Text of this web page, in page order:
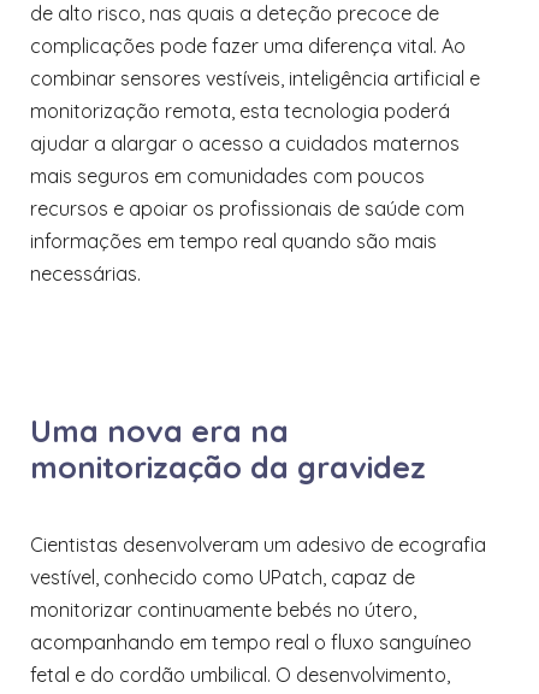
de alto risco, nas quais a deteção precoce de
complicações pode fazer uma diferença vital. Ao
combinar sensores vestíveis, inteligência artificial e
monitorização remota, esta tecnologia poderá
ajudar a alargar o acesso a cuidados maternos
mais seguros em comunidades com poucos
recursos e apoiar os profissionais de saúde com
informações em tempo real quando são mais
necessárias.
Uma nova era na
monitorização da gravidez
Cientistas desenvolveram um adesivo de ecografia
vestível, conhecido como UPatch, capaz de
monitorizar continuamente bebés no útero,
acompanhando em tempo real o fluxo sanguíneo
fetal e do cordão umbilical. O desenvolvimento,